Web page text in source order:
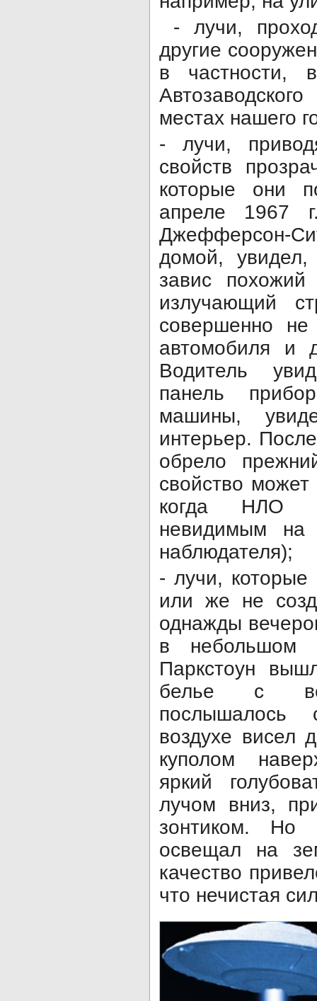
- лучи,
другие
в частности,
местах нашего
- лучи,
свойств
которые они
апреле 1967
Джефферсон-
домой,
завис
излучающий
совершенно
автомобиля и
Водитель
панель
машины,
интерьер.
обрело
свойство может
когда НЛО
невидимым на
наблюдателя);
- лучи,
или же не
однажды
в небольшом
Паркстоун
белье с
послышалось
воздухе висел
куполом
яркий
лучом вниз,
зонтиком. Но
освещал на
качество
что нечистая